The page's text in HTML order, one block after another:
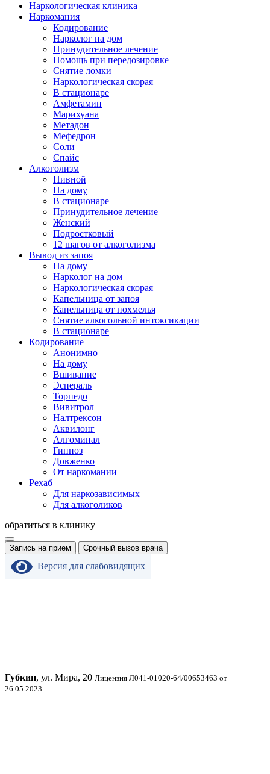
Наркологическая клиника
Наркомания
Кодирование
Нарколог на дом
Принудительное лечение
Помощь при передозировке
Снятие ломки
Наркологическая скорая
В стационаре
Амфетамин
Марихуана
Метадон
Мефедрон
Соли
Спайс
Алкоголизм
Пивной
На дому
В стационаре
Принудительное лечение
Женский
Подростковый
12 шагов от алкоголизма
Вывод из запоя
На дому
Нарколог на дом
Наркологическая скорая
Капельница от запоя
Капельница от похмелья
Снятие алкогольной интоксикации
В стационаре
Кодирование
Анонимно
На дому
Вшивание
Эспераль
Торпедо
Вивитрол
Налтрексон
Аквилонг
Алгоминал
Гипноз
Довженко
От наркомании
Рехаб
Для наркозависимых
Для алкоголиков
обратиться в клинику
Запись на прием Срочный вызов врача
Версия для слабовидящих
Губкин, ул. Мира, 20 Лицензия Л041-01020-64/00653463 от
26.05.2023